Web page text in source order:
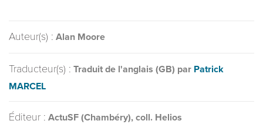
Auteur(s) : Alan Moore
Traducteur(s) : Traduit de l'anglais (GB) par Patrick
MARCEL
Éditeur : ActuSF (Chambéry), coll. Helios